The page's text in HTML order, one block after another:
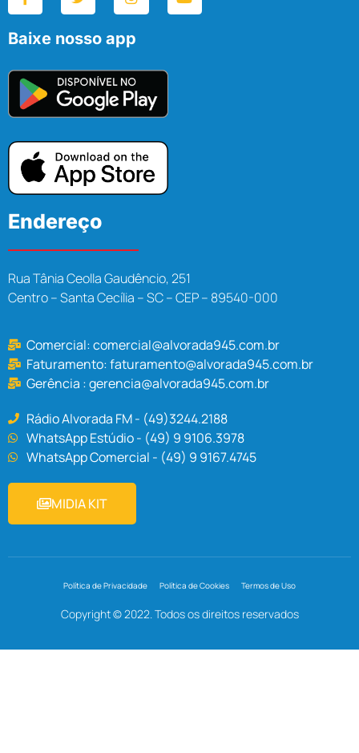
Baixe nosso app
Endereço
Rua Tânia Ceolla Gaudêncio, 251
Centro – Santa Cecília – SC – CEP – 89540-000
Comercial:comercial@alvorada945.com.br
Faturamento:faturamento@alvorada945.com.br
Gerência :gerencia@alvorada945.com.br
Rádio Alvorada FM - (49)3244.2188
WhatsApp Estúdio - (49) 9 9106.3978
WhatsApp Comercial - (49) 9 9167.4745
MIDIA KIT
Política de Privacidade Política de Cookies Termos de Uso
Copyright © 2022. Todos os direitos reservados